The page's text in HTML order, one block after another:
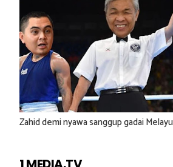
Zahid demi nyawa sanggup gadai